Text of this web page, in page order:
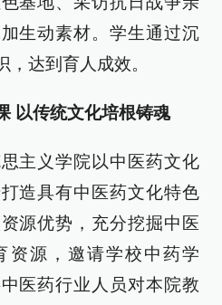
生动素材。学生通过沉
达到育人成效。
以传统文化培根铸魂
主义学院以中医药文化
造具有中医药文化特色
源优势，充分挖掘中医
资源，邀请学校中药学
医药行业人员对本院教